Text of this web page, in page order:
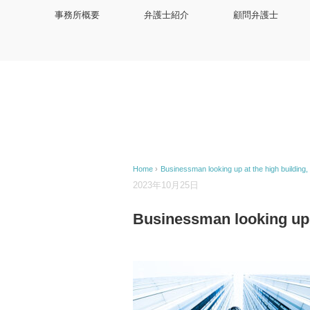
事務所概要 弁護士紹介 顧問弁護士
Home › Businessman looking up at the high building,
2023年10月25日
Businessman looking